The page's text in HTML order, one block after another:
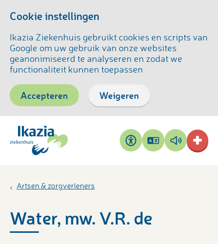
Cookie instellingen
Ikazia Ziekenhuis gebruikt cookies en scripts van
Google om uw gebruik van onze websites
geanonimiseerd te analyseren en zodat we
functionaliteit kunnen toepassen
Accepteren Weigeren
Toegankelijkheid
Pagina
vertalen
Pagina
voorlezen
Artsen & zorgverleners
Water, mw. V.R. de